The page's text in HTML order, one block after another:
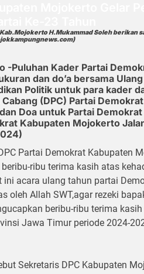
Ke-23 Tahun
H.Mukammad Soleh berikan
-Puluhan Kader Partai
dan do’a bersama
Politik untuk para kader
(DPC) Partai
Doa untuk Partai
Kabupaten Mojokerto
Partai Demokrat Kabupaten
ribu terima kasih atas
acara ulang tahun partai
oleh Allah SWT,agar rezeki
beribu-ribu terima
Jawa Timur periode 2024-
Sekretaris DPC Kabupaten